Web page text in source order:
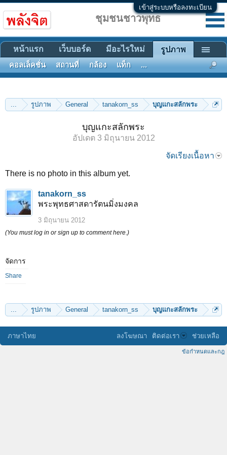
เข้าสู่ระบบหรือลงทะเบียน
... รูปภาพ General tanakorn_ss บุญแกะสลักพระ
บุญแกะสลักพระ
อัปเดต 3 มิถุนายน 2012
จัดเรียงเนื้อหา
There is no photo in this album yet.
tanakorn_ss
พระพุทธศาสดารัตนมิ่งมงคล
3 มิถุนายน 2012
(You must log in or sign up to comment here.)
จัดการ
Share
... รูปภาพ General tanakorn_ss บุญแกะสลักพระ
ชุมชนชาวพุทธ
หน้าแรก เว็บบอร์ด มีอะไรใหม่ รูปภาพ
คอลเล็คชั่น สถานที่ กล้อง แท็ก ...
ภาษาไทย ลงโฆษณา ติดต่อเรา ช่วยเหลือ
ข้อกำหนดและกฎ